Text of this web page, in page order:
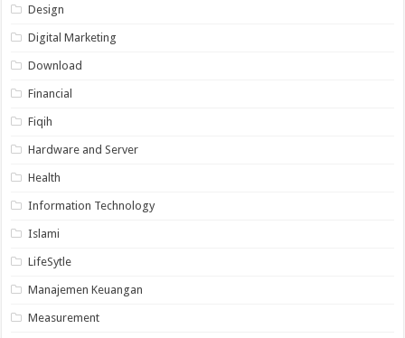
Design
Digital Marketing
Download
Financial
Fiqih
Hardware and Server
Health
Information Technology
Islami
LifeSytle
Manajemen Keuangan
Measurement